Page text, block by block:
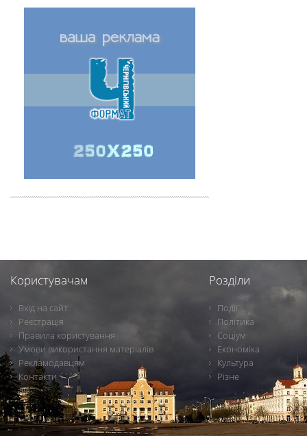
Користувачам
Вхід на сайт
Реєстрація
Правила користування
Умови використання матеріалів
Рекламодавцям
Контакти
Розділи
Події
Політика
Соціум
Економіка
Культура
Різне